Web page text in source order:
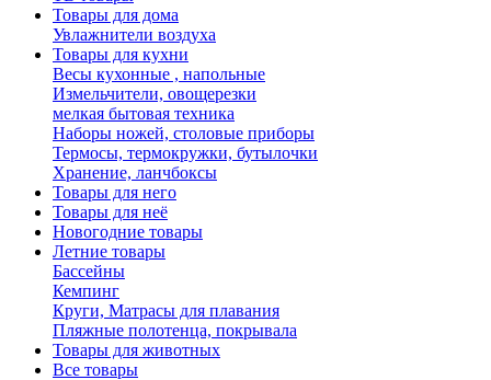
Товары для дома
Увлажнители воздуха
Товары для кухни
Весы кухонные , напольные
Измельчители, овощерезки
мелкая бытовая техника
Наборы ножей, столовые приборы
Термосы, термокружки, бутылочки
Хранение, ланчбоксы
Товары для него
Товары для неё
Новогодние товары
Летние товары
Бассейны
Кемпинг
Круги, Матрасы для плавания
Пляжные полотенца, покрывала
Товары для животных
Все товары